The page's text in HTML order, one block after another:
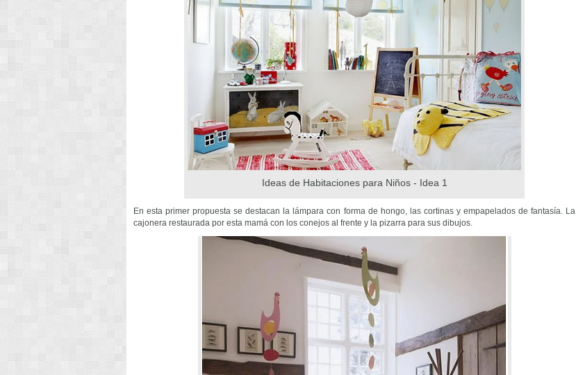
Ideas de Habitaciones para Niños - Idea 1
En esta primer propuesta se destacan la lámpara con forma de hongo, las cortinas y empapelados de fantasía. La
cajonera restaurada por esta mamá con los conejos al frente y la pizarra para sus dibujos.